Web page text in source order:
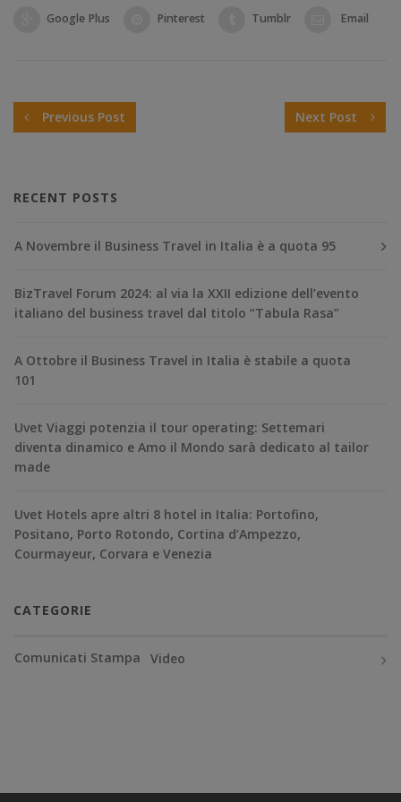
Google Plus Pinterest Tumblr Email
Previous Post Next Post
RECENT POSTS
A Novembre il Business Travel in Italia è a quota 95
BizTravel Forum 2024: al via la XXII edizione dell’evento
italiano del business travel dal titolo “Tabula Rasa”
A Ottobre il Business Travel in Italia è stabile a quota
101
Uvet Viaggi potenzia il tour operating: Settemari
diventa dinamico e Amo il Mondo sarà dedicato al tailor
made
Uvet Hotels apre altri 8 hotel in Italia: Portofino,
Positano, Porto Rotondo, Cortina d’Ampezzo,
Courmayeur, Corvara e Venezia
CATEGORIE
Comunicati Stampa Video